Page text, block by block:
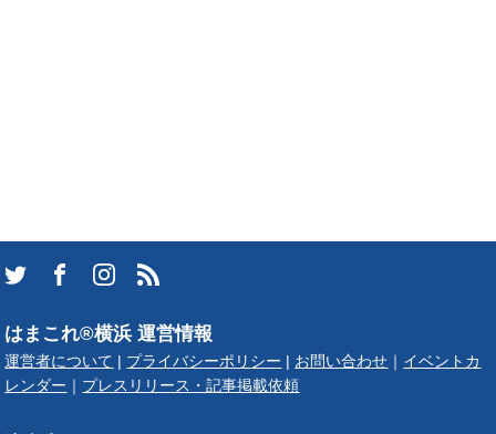
はまこれ®横浜 運営情報
運営者について | プライバシーポリシー | お問い合わせ ｜ イベントカ
レンダー ｜ プレスリリース・記事掲載依頼